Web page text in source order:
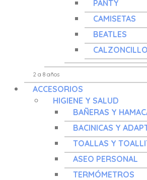
PANTY
CAMISETAS
BEATLES
ACCESORIOS
HIGIENE Y SALUD
BAÑERAS Y
BACINICAS Y
TOALLAS Y
ASEO PERSONAL
TERMÓMETROS